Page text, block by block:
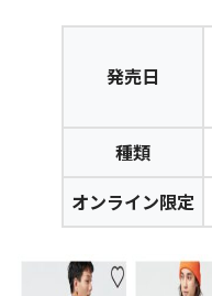
発売日
種類
オンライン限定